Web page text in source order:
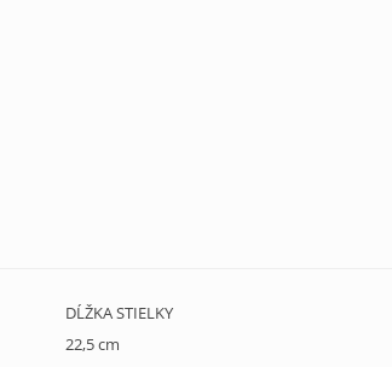
DĹŽKA STIELKY
22,5 cm